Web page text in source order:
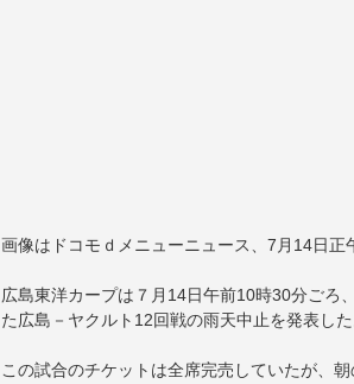
画像はドコモｄメニューニュース、7月14日
広島東洋カープは７月14日午前10時30分ごろ
た広島－ヤクルト12回戦の雨天中止を発表し
この試合のチケットは全席完売していたが、